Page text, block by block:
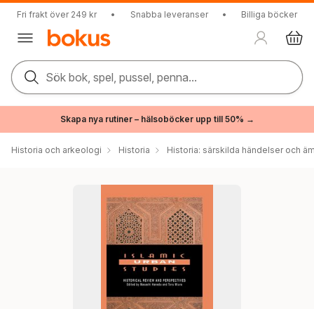
Fri frakt över 249 kr • Snabba leveranser • Billiga böcker
Sök bok, spel, pussel, penna...
Skapa nya rutiner – hälsoböcker upp till 50% →
Historia och arkeologi Historia Historia: särskilda händelser och